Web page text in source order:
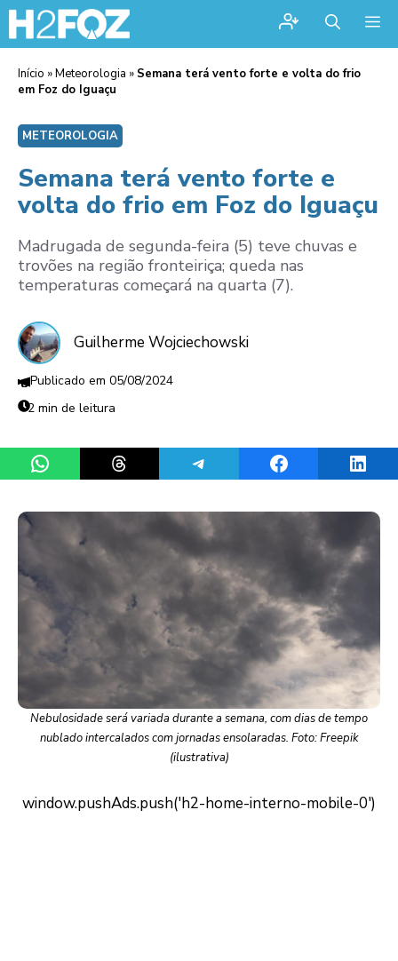
Início »Meteorologia » Semana terá vento forte e volta do frio
em Foz do Iguaçu
METEOROLOGIA
Semana terá vento forte e
volta do frio em Foz do Iguaçu
Madrugada de segunda-feira (5) teve chuvas e
trovões na região fronteiriça; queda nas
temperaturas começará na quarta (7).
Guilherme Wojciechowski
05/08/2024
2 min de leitura
Share on WhatsAppShare on ThreadsShare on TelegramShare on Facebook
Nebulosidade será variada durante a semana, com dias de tempo
nublado intercalados com jornadas ensolaradas. Foto: Freepik
(ilustrativa)